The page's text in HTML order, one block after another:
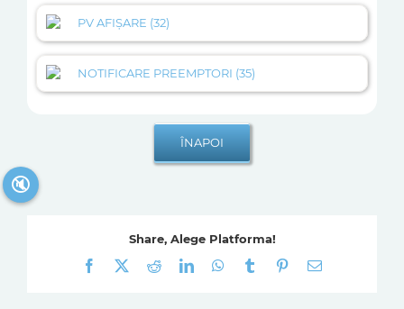
PV AFIȘARE (32)
NOTIFICARE PREEMPTORI (35)
Share, Alege Platforma!
Facebook
RedditLinkedInWhatsApp
Tumblr Pinterest
E-
🔇